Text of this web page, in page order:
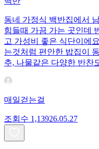
동네 가정식 백반집에서
힘들때 가끔 가는 곳인데
고 가성비 좋은 식단이에
는것처럼 편안한 밥집이
추, 나물같은 다양한 반찬
매일걷는걸
조회수 1,13926.05.27